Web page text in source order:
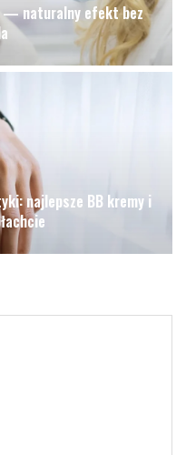
— naturalny efekt bez
najlepsze BB kremy i